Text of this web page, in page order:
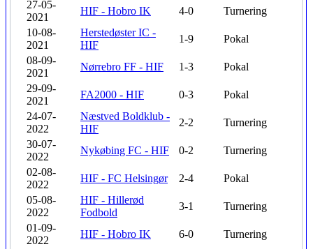
27-05-
2021
HIF - Hobro IK 4-0
Turnering
10-08-
2021
Herstedøster IC -
HIF
1-9
Pokal
08-09-
2021
Nørrebro FF - HIF 1-3
Pokal
29-09-
2021
FA2000 - HIF 0-3
Pokal
24-07-
2022
Næstved Boldklub -
HIF
2-2
Turnering
30-07-
2022
Nykøbing FC - HIF 0-2
Turnering
02-08-
2022
HIF - FC Helsingør 2-4
Pokal
05-08-
2022
HIF - Hillerød
Fodbold
3-1
Turnering
01-09-
2022
HIF - Hobro IK 6-0
Turnering